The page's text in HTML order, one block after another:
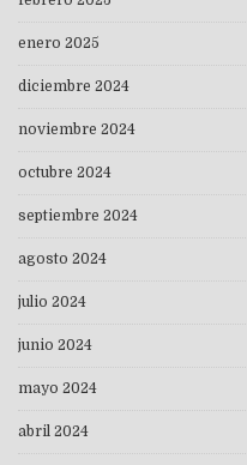
enero 2025
diciembre 2024
noviembre 2024
octubre 2024
septiembre 2024
agosto 2024
julio 2024
junio 2024
mayo 2024
abril 2024